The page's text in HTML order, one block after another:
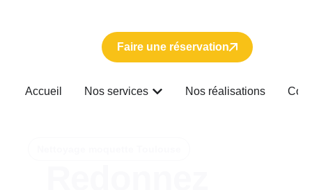
Accueil Nos services Nos réalisations
Faire une réservation